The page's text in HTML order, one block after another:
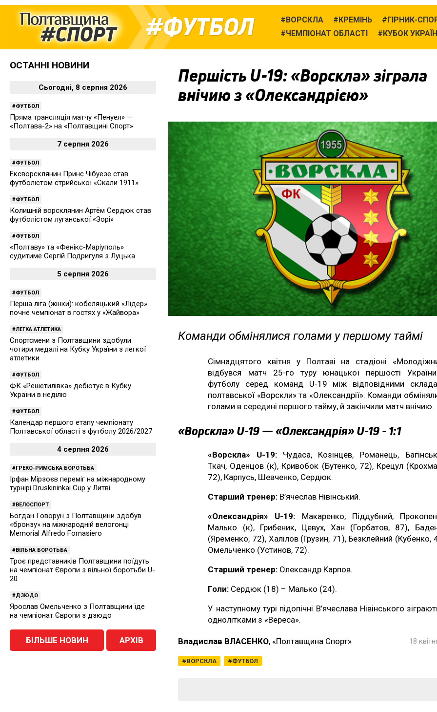
ФУТБОЛ ВОРСКЛА КРЕМІНЬ
ГІРНИК-
ЧЕМПІОНАТ ОБЛАСТІ
КУБОК
Першість U-19: «Ворскла» зіграла
внічию з «Олександрією»
Команди обмінялися голами у першому таймі
Сімнадцятого квітня у Полтаві на стадіоні
відбувся матч 25-го туру юнацької першості
футболу серед команд U-19 між відповідними
полтавської «Ворскли» та «Олександрії». Команди
голами в середині першого тайму, й закінчили матч внічию.
«Ворскла» U-19 — «Олександрія» U-19 - 1:1
«Ворскла» U-19:Чудаса, Козінцев, Романець,
Ткач, Оденцов (к), Кривобок (Бутенко, 72), Крецул
72), Карпусь, Шевченко, Сердюк.
Старший тренер: В’ячеслав Нівінський.
«Олександрія» U-19: Макаренко, Піддубний,
Малько (к), Грибеник, Цевух, Хан (Горбатов, 87),
(Яременко, 72), Халілов (Грузин, 71), Безклейний (Кубенко,
Омельченко (Устинов, 72).
Старший тренер: Олександр Карпов.
Голи: Сердюк (18) – Малько (24).
У наступному турі підопічні В’ячеслава Нівінського
однолітками з «Вереса».
Владислав ВЛАСЕНКО, «Полтавщина Спорт»
ВОРСКЛА ФУТБОЛ
18
ОСТАННІ НОВИНИ
Сьогодні, 8 серпня 2026
ФУТБОЛ
Пряма трансляція матчу «Пенуел» —
«Полтава-2» на «Полтавщині Спорт»
7 серпня 2026
ФУТБОЛ
Ексворсклянин Принс Чібуезе став
футболістом стрийської «Скали 1911»
ФУТБОЛ
Колишній ворсклянин Артём Сердюк став
футболістом луганської «Зорі»
ФУТБОЛ
«Полтаву» та «Фенікс-Маріуполь»
судитиме Сергій Подригуля з Луцька
5 серпня 2026
ФУТБОЛ
Перша ліга (жінки): кобеляцький «Лідер»
почне чемпіонат в гостях у «Жайвора»
ЛЕГКА АТЛЕТИКА
Спортсмени з Полтавщини здобули
чотири медалі на Кубку України з легкої
атлетики
ФУТБОЛ
ФК «Решетилівка» дебютує в Кубку
України в неділю
ФУТБОЛ
Календар першого етапу чемпіонату
Полтавської області з футболу 2026/2027
4 серпня 2026
ГРЕКО-РИМСЬКА БОРОТЬБА
Ірфан Мірзоєв переміг на міжнародному
турнірі Druskininkai Cup у Литві
ВЕЛОСПОРТ
Богдан Говорун з Полтавщини здобув
«бронзу» на міжнародній велогонці
Memorial Alfredo Fornasiero
ВІЛЬНА БОРОТЬБА
Троє представників Полтавщини поїдуть
на чемпіонат Європи з вільної боротьби U-
20
ДЗЮДО
Ярослав Омельченко з Полтавщини їде
на чемпіонат Європи з дзюдо
БІЛЬШЕ НОВИН АРХІВ